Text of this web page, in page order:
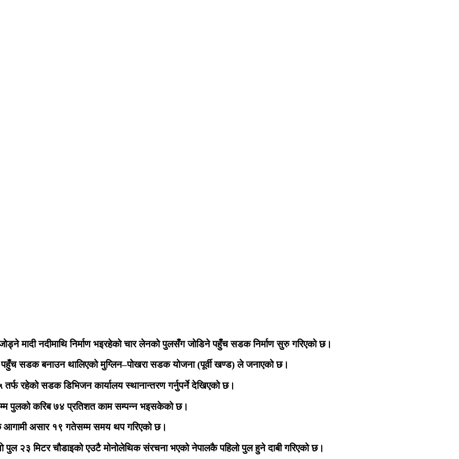
मादी नदीमाथि निर्माण भइरहेको चार लेनको पुलसँग जोडिने पहुँच सडक निर्माण सुरु गरिएको छ।
सडक बनाउन थालिएको मुग्लिन–पोखरा सडक योजना (पूर्वी खण्ड) ले जनाएको छ।
रहेको सडक डिभिजन कार्यालय स्थानान्तरण गर्नुपर्ने देखिएको छ।
पुलको करिब ७४ प्रतिशत काम सम्पन्न भइसकेको छ।
आगामी असार १९ गतेसम्म समय थप गरिएको छ।
पुल २३ मिटर चौडाइको एउटै मोनोलेथिक संरचना भएको नेपालकै पहिलो पुल हुने दाबी गरिएको छ।